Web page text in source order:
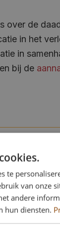
over de
in het
in
bij de
rapport,
met
te
van onze
andere
hun diensten.